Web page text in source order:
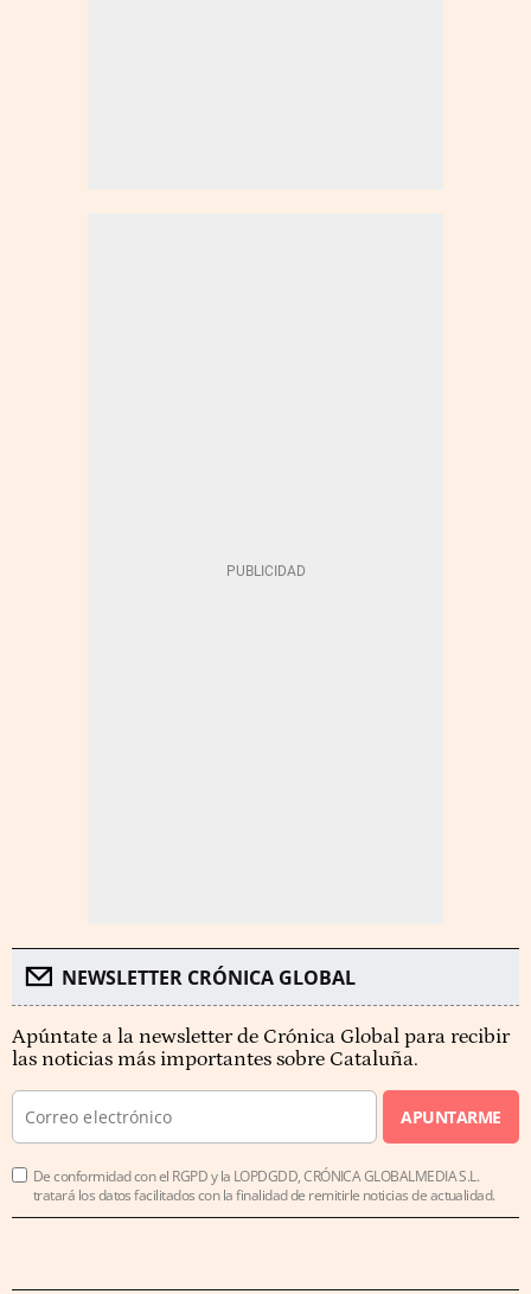
NEWSLETTER CRÓNICA GLOBAL
Apúntate a la newsletter de Crónica Global para recibir
las noticias más importantes sobre Cataluña.
APUNTARME
De conformidad con el RGPD y la LOPDGDD, CRÓNICA GLOBALMEDIA S.L.
tratará los datos facilitados con la finalidad de remitirle noticias de actualidad.